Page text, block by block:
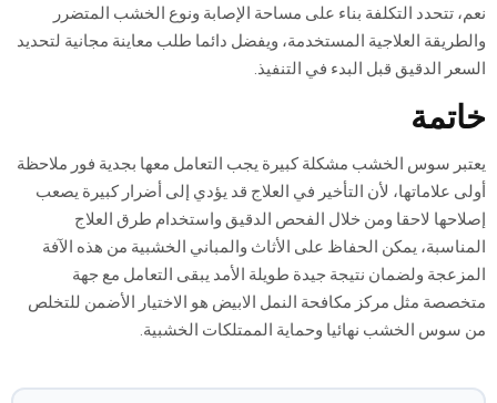
نعم، تتحدد التكلفة بناء على مساحة الإصابة ونوع الخشب المتضرر
والطريقة العلاجية المستخدمة، ويفضل دائما طلب معاينة مجانية لتحديد
السعر الدقيق قبل البدء في التنفيذ.
خاتمة
يعتبر سوس الخشب مشكلة كبيرة يجب التعامل معها بجدية فور ملاحظة
أولى علاماتها، لأن التأخير في العلاج قد يؤدي إلى أضرار كبيرة يصعب
إصلاحها لاحقا ومن خلال الفحص الدقيق واستخدام طرق العلاج
المناسبة، يمكن الحفاظ على الأثاث والمباني الخشبية من هذه الآفة
المزعجة ولضمان نتيجة جيدة طويلة الأمد يبقى التعامل مع جهة
متخصصة مثل مركز مكافحة النمل الابيض هو الاختيار الأضمن للتخلص
من سوس الخشب نهائيا وحماية الممتلكات الخشبية.